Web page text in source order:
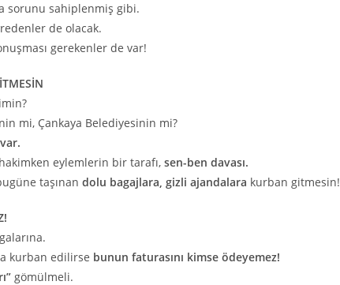
sorunu sahiplenmiş gibi.
de olacak.
gerekenler de var!
mi, Çankaya Belediyesinin mi?
eylemlerin bir tarafı, sen-ben davası.
taşınan dolu bagajlara, gizli ajandalara kurban gitmesin!
kurban edilirse bunun faturasını kimse ödeyemez!
gömülmeli.